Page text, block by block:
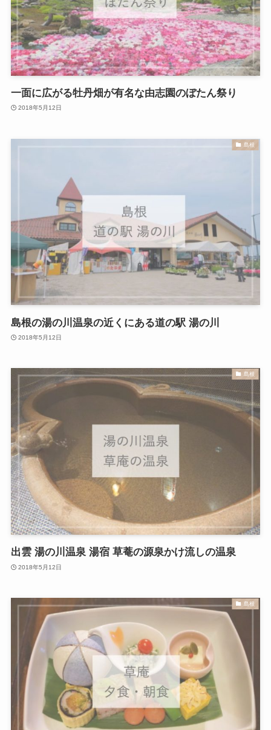
一面に広がる牡丹畑が有名な由志園のぼたん祭り
2018年5月12日
島根
島根の湯の川温泉の近くにある道の駅 湯の川
2018年5月12日
島根
出雲 湯の川温泉 湯宿 草菴の源泉かけ流しの温泉
2018年5月12日
島根